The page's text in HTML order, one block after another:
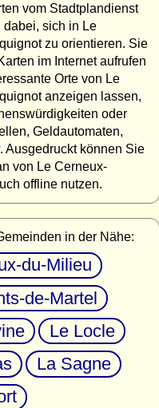
vom Stadtplandienst
dabei, sich in Le
zu orientieren. Sie
im Internet aufrufen
Orte von Le
anzeigen lassen,
oder
Geldautomaten,
Ausgedruckt können Sie
von Le Cerneux-
offline nutzen.
in der Nähe:
du-Milieu
de-Martel
Le Locle
La Sagne